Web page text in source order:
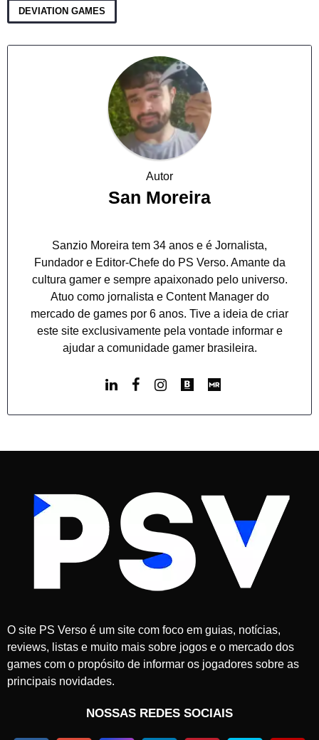
DEVIATION GAMES
Autor
San Moreira
Sanzio Moreira tem 34 anos e é Jornalista,
Fundador e Editor-Chefe do PS Verso. Amante da
cultura gamer e sempre apaixonado pelo universo.
Atuo como jornalista e Content Manager do
mercado de games por 6 anos. Tive a ideia de criar
este site exclusivamente pela vontade informar e
ajudar a comunidade gamer brasileira.
O site PS Verso é um site com foco em guias, notícias,
reviews, listas e muito mais sobre jogos e o mercado dos
games com o propósito de informar os jogadores sobre as
principais novidades.
NOSSAS REDES SOCIAIS